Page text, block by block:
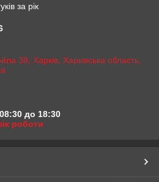
за рік
38, Харків, Харківська область,
до 18:30
роботи